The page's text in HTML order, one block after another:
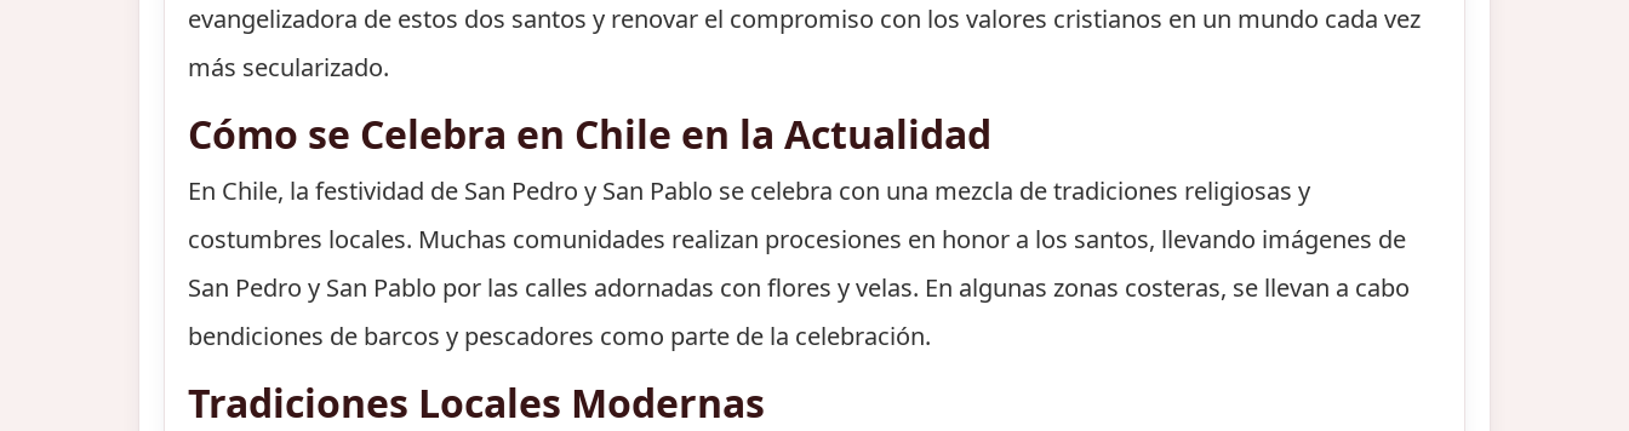
evangelizadora de estos dos santos y renovar el compromiso con los valores cristianos en un mundo cada vez
más secularizado.
Cómo se Celebra en Chile en la Actualidad
En Chile, la festividad de San Pedro y San Pablo se celebra con una mezcla de tradiciones religiosas y
costumbres locales. Muchas comunidades realizan procesiones en honor a los santos, llevando imágenes de
San Pedro y San Pablo por las calles adornadas con flores y velas. En algunas zonas costeras, se llevan a cabo
bendiciones de barcos y pescadores como parte de la celebración.
Tradiciones Locales Modernas